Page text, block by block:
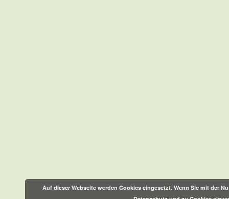
Auf dieser Webseite werden Cookies eingesetzt. Wenn Sie mit der